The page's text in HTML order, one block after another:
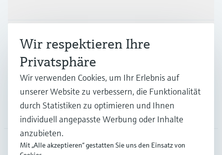
Branchen
Support
Unternehmen
Wir respektieren Ihre
Privatsphäre
Wir verwenden Cookies, um Ihr Erlebnis auf
unserer Website zu verbessern, die Funktionalität
durch Statistiken zu optimieren und Ihnen
individuell angepasste Werbung oder Inhalte
anzubieten.
Mit „Alle akzeptieren“ gestatten Sie uns den Einsatz von